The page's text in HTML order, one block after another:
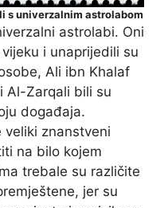
s univerzalnim astrolabom
astrolabi. Oni
i unaprijedili su
Ali ibn Khalaf
Al-Zarqali bili su
događaja.
znanstveni
na bilo kojem
trebale su različite
jer su